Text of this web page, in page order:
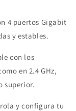
4 puertos Gigabit
y estables.
con los
en 2.4 GHz,
superior.
y configura tu